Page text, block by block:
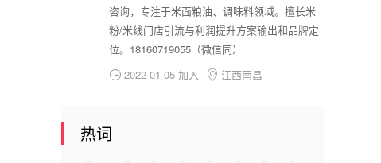
咨询，专注于米面粮油、调味料领域。擅长米
粉/米线门店引流与利润提升方案输出和品牌定
位。18160719055（微信同）
 2022-01-05 加入  江西南昌
热词